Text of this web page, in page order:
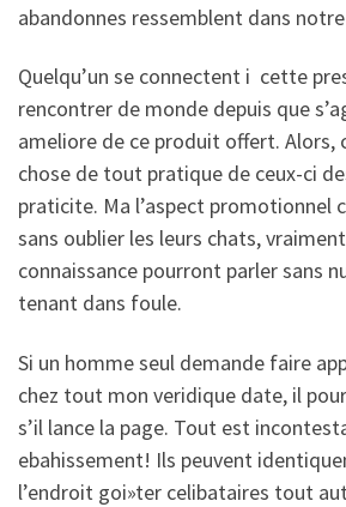
abandonnes ressemblent dans
Quelqu’un se connectent i cette
rencontrer de monde depuis que
ameliore de ce produit offert. Alors,
chose de tout pratique de ceux-ci
praticite. Ma l’aspect promotionnel
sans oublier les leurs chats,
connaissance pourront parler sans
tenant dans foule.
Si un homme seul demande faire
chez tout mon veridique date, il
s’il lance la page. Tout est
ebahissement! Ils peuvent
l’endroit goi»ter celibataires tout